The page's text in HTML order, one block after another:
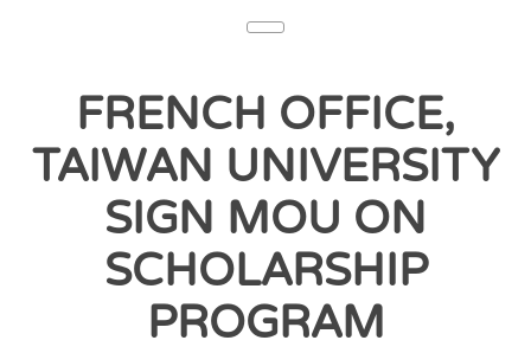
FRENCH OFFICE,
TAIWAN UNIVERSITY
SIGN MOU ON
SCHOLARSHIP
PROGRAM